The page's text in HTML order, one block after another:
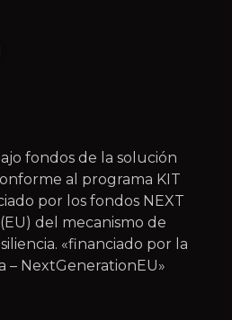
fondos de la solución
al programa KIT
por los fondos NEXT
del mecanismo de
«financiado por la
– NextGenerationEU»